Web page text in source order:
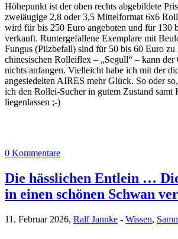
Höhepunkt ist der oben rechts abgebildete
zweiäugige 2,8 oder 3,5 Mittelformat 6x6
wird für bis 250 Euro angeboten und für 130
verkauft. Runtergefallene Exemplare mit
Fungus (Pilzbefall) sind für 50 bis 60 Euro zu
chinesischen Rolleiflex – „Segull“ – kann
nichts anfangen. Vielleicht habe ich mit der
angesiedelten AIRES mehr Glück. So oder
ich den Rollei-Sucher in gutem Zustand samt
liegenlassen ;-)
0 Kommentare
Die hässlichen Entlein …
in einen schönen Schwan
11. Februar 2026, Ralf Jannke - Wissen,